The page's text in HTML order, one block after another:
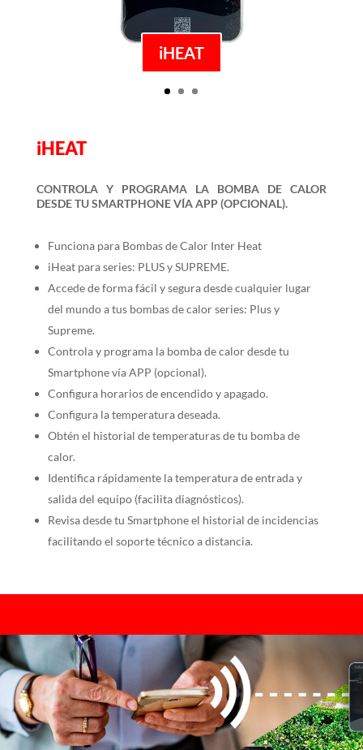
iHEAT
iHEAT
CONTROLA Y PROGRAMA LA BOMBA DE CALOR
DESDE TU SMARTPHONE VÍA APP (OPCIONAL).
Funciona para Bombas de Calor Inter Heat
iHeat para series: PLUS y SUPREME.
Accede de forma fácil y segura desde cualquier lugar
del mundo a tus bombas de calor series: Plus y
Supreme.
Controla y programa la bomba de calor desde tu
Smartphone vía APP (opcional).
Configura horarios de encendido y apagado.
Configura la temperatura deseada.
Obtén el historial de temperaturas de tu bomba de
calor.
Identifica rápidamente la temperatura de entrada y
salida del equipo (facilita diagnósticos).
Revisa desde tu Smartphone el historial de incidencias
facilitando el soporte técnico a distancia.